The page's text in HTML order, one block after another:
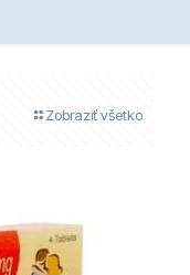
Zobraziť všetko